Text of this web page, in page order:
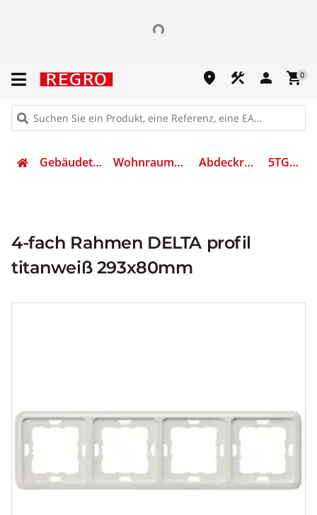
place construction person shopping_cart0
Gebäudetechnik Wohnraumschalter Abdeckrahmen 5TG1814
4-fach Rahmen DELTA profil
titanweiß 293x80mm